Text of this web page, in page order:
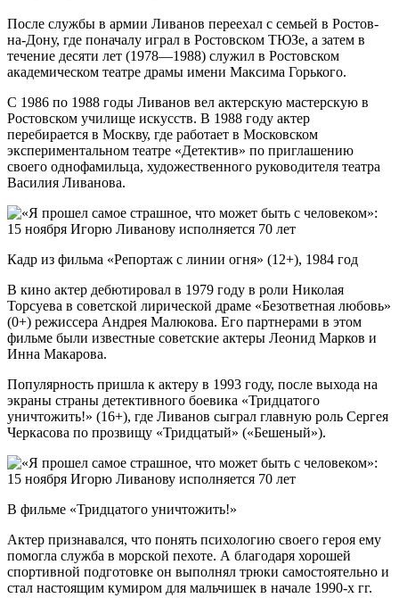
После службы в армии Ливанов переехал с семьей в Ростов-
на-Дону, где поначалу играл в Ростовском ТЮЗе, а затем в
течение десяти лет (1978—1988) служил в Ростовском
академическом театре драмы имени Максима Горького.
С 1986 по 1988 годы Ливанов вел актерскую мастерскую в
Ростовском училище искусств. В 1988 году актер
перебирается в Москву, где работает в Московском
экспериментальном театре «Детектив» по приглашению
своего однофамильца, художественного руководителя театра
Василия Ливанова.
Кадр из фильма «Репортаж с линии огня» (12+), 1984 год
В кино актер дебютировал в 1979 году в роли Николая
Торсуева в советской лирической драме «Безответная любовь»
(0+) режиссера Андрея Малюкова. Его партнерами в этом
фильме были известные советские актеры Леонид Марков и
Инна Макарова.
Популярность пришла к актеру в 1993 году, после выхода на
экраны страны детективного боевика «Тридцатого
уничтожить!» (16+), где Ливанов сыграл главную роль Сергея
Черкасова по прозвищу «Тридцатый» («Бешеный»).
В фильме «Тридцатого уничтожить!»
Актер признавался, что понять психологию своего героя ему
помогла служба в морской пехоте. А благодаря хорошей
спортивной подготовке он выполнял трюки самостоятельно и
стал настоящим кумиром для мальчишек в начале 1990-х гг.